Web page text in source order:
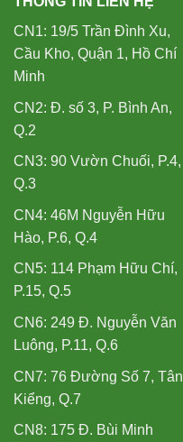
CN1: 19/5 Trần Đình Xu,
Cầu Kho, Quận 1, Hồ Chí
Minh
CN2: Đ. số 3, P. Bình An,
Q.2
CN3: 90 Vườn Chuối, P.4,
Q.3
CN4: 46M Nguyễn Hữu
Hào, P.6, Q.4
CN5: 114 Phạm Hữu Chí,
P.15, Q.5
CN6: 249 Đ. Nguyễn Văn
Luông, P.11, Q.6
CN7: 76 Đường Số 7, Tân
Kiểng, Q.7
CN8: 175 Đ. Bùi Minh